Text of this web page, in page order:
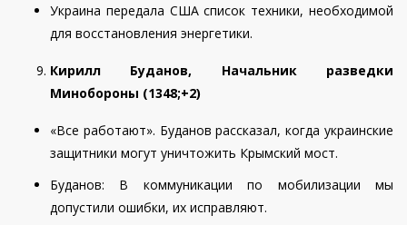
Украина передала США список техники, необходимой
для восстановления энергетики.
Кирилл Буданов, Начальник разведки
Минобороны (1348;+2)
«Все работают». Буданов рассказал, когда украинские
защитники могут уничтожить Крымский мост.
Буданов: В коммуникации по мобилизации мы
допустили ошибки, их исправляют.